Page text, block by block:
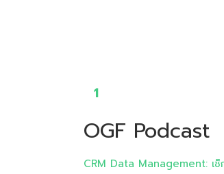
1
OGF Podcast
CRM Data Management: